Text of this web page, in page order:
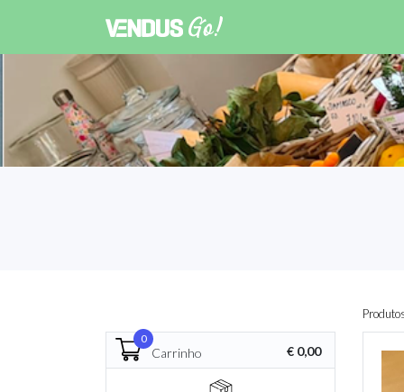
0
Carrinho € 0,00